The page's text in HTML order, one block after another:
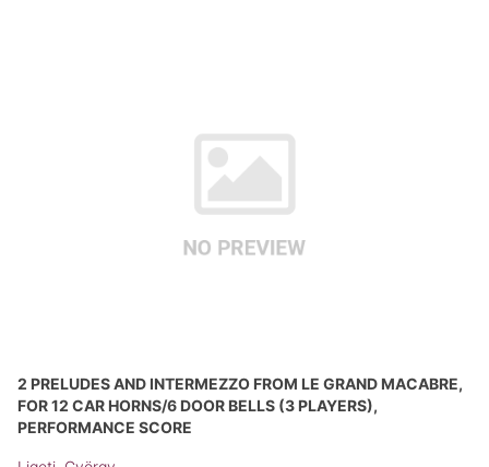
2 PRELUDES AND INTERMEZZO FROM LE GRAND MACABRE,
FOR 12 CAR HORNS/6 DOOR BELLS (3 PLAYERS),
PERFORMANCE SCORE